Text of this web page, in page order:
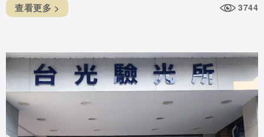
查看更多 > 3744